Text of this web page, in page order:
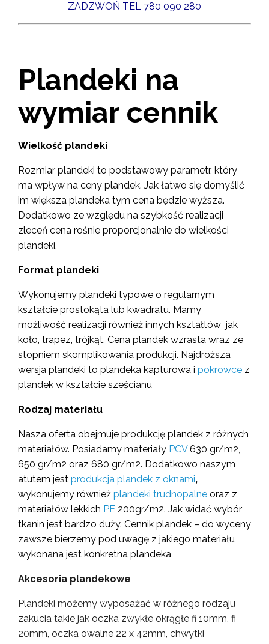
ZADZWOŃ TEL 780 090 280
Plandeki na
wymiar cennik
Wielkość plandeki
Rozmiar plandeki to podstawowy parametr, który
ma wpływ na ceny plandek. Jak łatwo się domyślić
im większa plandeka tym cena będzie wyższa.
Dodatkowo ze względu na szybkość realizacji
zleceń cena rośnie proporcjonalnie do wielkości
plandeki.
Format plandeki
Wykonujemy plandeki typowe o regularnym
kształcie prostokąta lub kwadratu. Mamy
możliwość realizacji również innych kształtów jak
koło, trapez, trójkąt. Cena plandek wzrasta wraz ze
stopniem skomplikowania produkcji. Najdroższa
wersja plandeki to plandeka kapturowa i pokrowce z
plandek w kształcie sześcianu
Rodzaj materiału
Nasza oferta obejmuje produkcję plandek z różnych
materiałów. Posiadamy materiały PCV630 gr/m2,
650 gr/m2 oraz 680 gr/m2. Dodatkowo naszym
atutem jest produkcja plandek z oknami,
wykonujemy również plandeki trudnopalne oraz z
materiałów lekkich PE 200gr/m2. Jak widać wybór
tkanin jest bardzo duży. Cennik plandek – do wyceny
zawsze bierzemy pod uwagę z jakiego materiału
wykonana jest konkretna plandeka
Akcesoria plandekowe
Plandeki możemy wyposażać w różnego rodzaju
zakucia takie jak oczka zwykłe okrągłe fi 10mm, fi
20mm, oczka owalne 22 x 42mm, chwytki